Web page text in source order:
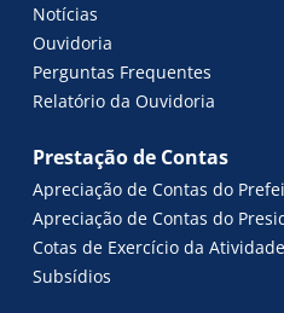
Notícias
Ouvidoria
Perguntas Frequentes
Relatório da Ouvidoria
Prestação de Contas
Apreciação de Contas do
Apreciação de Contas do
Cotas de Exercício da
Subsídios